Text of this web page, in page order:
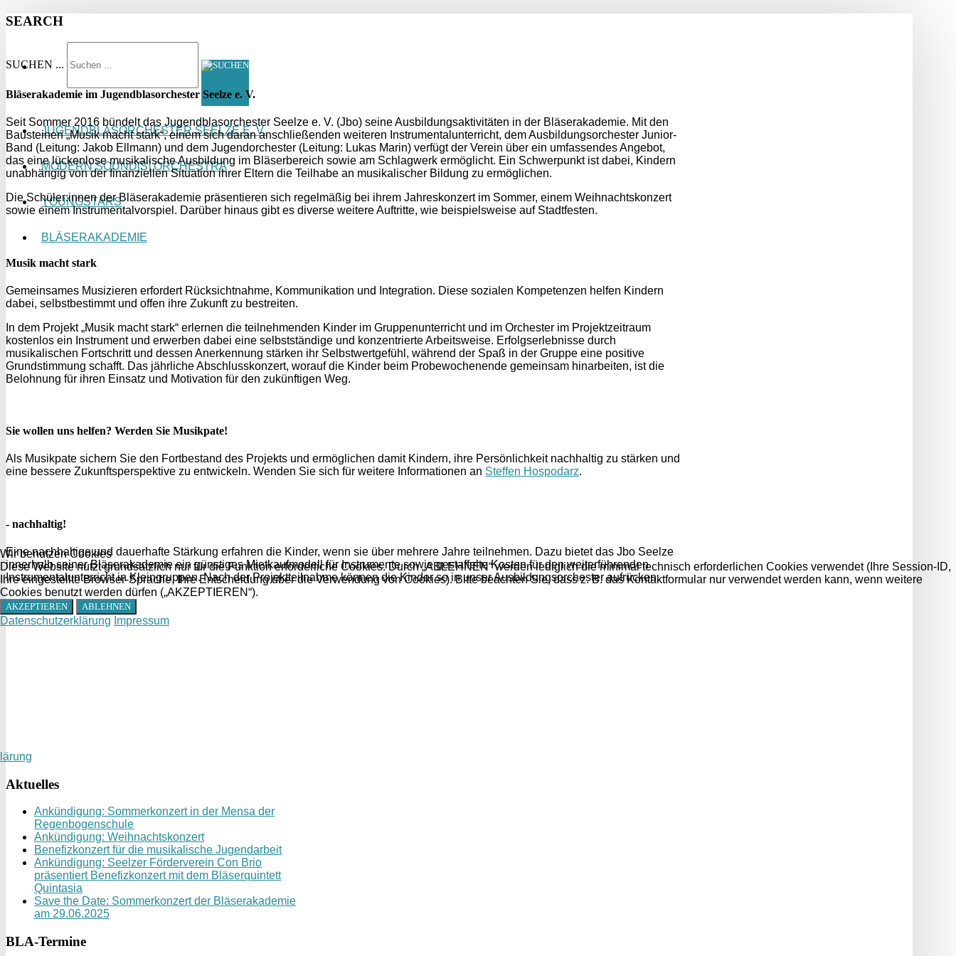
SEARCH
SUCHEN ...
JUGENDBLASORCHESTER SEELZE E. V.
MODERN SOUND[S] ORCHESTRA
YOUNGSTARS
BLÄSERAKADEMIE
Bläserakademie im Jugendblasorchester Seelze e. V.
Seit Sommer 2016 bündelt das Jugendblasorchester Seelze e. V. (Jbo) seine Ausbildungsaktivitäten in der Bläserakademie. Mit den
Bausteinen „Musik macht stark“, einem sich daran anschließenden weiteren Instrumentalunterricht, dem Ausbildungsorchester Junior-
Band (Leitung: Jakob Ellmann) und dem Jugendorchester (Leitung: Lukas Marin) verfügt der Verein über ein umfassendes Angebot,
das eine lückenlose musikalische Ausbildung im Bläserbereich sowie am Schlagwerk ermöglicht. Ein Schwerpunkt ist dabei, Kindern
unabhängig von der finanziellen Situation ihrer Eltern die Teilhabe an musikalischer Bildung zu ermöglichen.
Die Schüler:innen der Bläserakademie präsentieren sich regelmäßig bei ihrem Jahreskonzert im Sommer, einem Weihnachtskonzert
sowie einem Instrumentalvorspiel. Darüber hinaus gibt es diverse weitere Auftritte, wie beispielsweise auf Stadtfesten.
Musik macht stark
Gemeinsames Musizieren erfordert Rücksichtnahme, Kommunikation und Integration. Diese sozialen Kompetenzen helfen Kindern
dabei, selbstbestimmt und offen ihre Zukunft zu bestreiten.
In dem Projekt „Musik macht stark“ erlernen die teilnehmenden Kinder im Gruppenunterricht und im Orchester im Projektzeitraum
kostenlos ein Instrument und erwerben dabei eine selbstständige und konzentrierte Arbeitsweise. Erfolgserlebnisse durch
musikalischen Fortschritt und dessen Anerkennung stärken ihr Selbstwertgefühl, während der Spaß in der Gruppe eine positive
Grundstimmung schafft. Das jährliche Abschlusskonzert, worauf die Kinder beim Probewochenende gemeinsam hinarbeiten, ist die
Belohnung für ihren Einsatz und Motivation für den zukünftigen Weg.
Sie wollen uns helfen? Werden Sie Musikpate!
Als Musikpate sichern Sie den Fortbestand des Projekts und ermöglichen damit Kindern, ihre Persönlichkeit nachhaltig zu stärken und
eine bessere Zukunftsperspektive zu entwickeln. Wenden Sie sich für weitere Informationen an Steffen Hospodarz.
- nachhaltig!
Eine nachhaltige und dauerhafte Stärkung erfahren die Kinder, wenn sie über mehrere Jahre teilnehmen. Dazu bietet das Jbo Seelze
innerhalb seiner Bläserakademie ein günstiges Mietkaufmodell für Instrumente sowie gestaffelte Kosten für den weiterführenden
Instrumentalunterricht in Kleingruppen. Nach der Projektteilnahme können die Kinder so in unser Ausbildungsorchester aufrücken.
Aktuelles
Ankündigung: Sommerkonzert in der Mensa der
Regenbogenschule
Ankündigung: Weihnachtskonzert
Benefizkonzert für die musikalische Jugendarbeit
Ankündigung: Seelzer Förderverein Con Brio
präsentiert Benefizkonzert mit dem Bläserquintett
Quintasia
Save the Date: Sommerkonzert der Bläserakademie
am 29.06.2025
BLA-Termine
Wir benutzen Cookies
Diese Website nutzt grundsätzlich nur für die Funktion erforderliche Cookies. Durch „ABLEHNEN“ werden lediglich die minimal technisch erforderlichen Cookies verwendet (Ihre Session-ID,
Ihre eingestellte Browser-Sprache, Ihre Entscheidung über die Verwendung von Cookies). Bitte beachten Sie, dass z. B. das Kontaktformular nur verwendet werden kann, wenn weitere
Cookies benutzt werden dürfen („AKZEPTIEREN“).
AKZEPTIEREN ABLEHNEN
Datenschutzerklärung Impressum